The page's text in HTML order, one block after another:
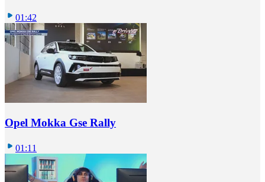
01:42
Opel Mokka Gse Rally
01:11